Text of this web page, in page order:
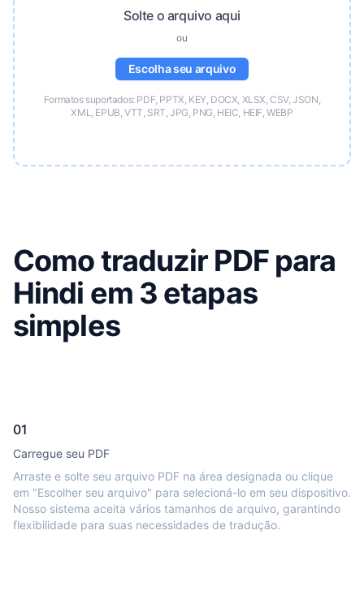
Solte o arquivo aqui
ou
Escolha seu arquivo
Formatos suportados: PDF, PPTX, KEY, DOCX, XLSX, CSV, JSON,
XML, EPUB, VTT, SRT, JPG, PNG, HEIC, HEIF, WEBP
Como traduzir PDF para
Hindi em 3 etapas
simples
01
Carregue seu PDF
Arraste e solte seu arquivo PDF na área designada ou clique
em "Escolher seu arquivo" para selecioná-lo em seu dispositivo.
Nosso sistema aceita vários tamanhos de arquivo, garantindo
flexibilidade para suas necessidades de tradução.